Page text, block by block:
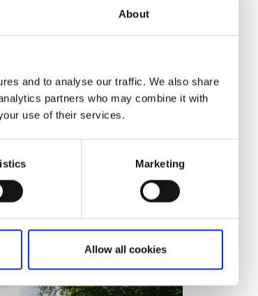
About
and to analyse our traffic. We also share
partners who may combine it with
use of their services.
Marketing
Allow all cookies
le plus central de
d’un bâtiment de services
est disponible. C’est un endroit
café chaleureux où vous
de plaisance et le café sont